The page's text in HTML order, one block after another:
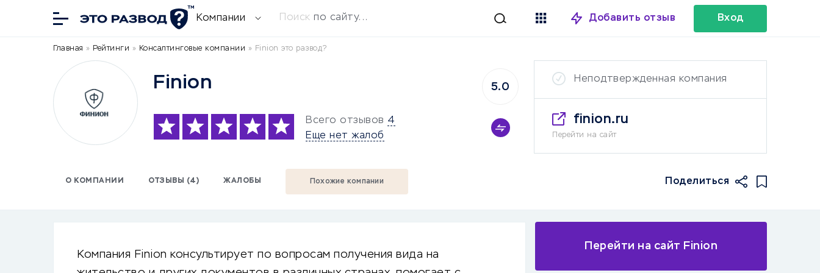
Компании Поиск по сайту... Добавить отзыв Вход
Главная » Рейтинги » Консалтинговые компании » Finion это развод?
Finion
Всего отзывов 4
Еще нет жалоб
5.0
Неподтвержденная компания
finion.ru
Перейти на сайт
О КОМПАНИИ ОТЗЫВЫ (4) ЖАЛОБЫ Похожие компании Поделиться
Компания Finion консультирует по вопросам получения вида на
Перейти на сайт Finion